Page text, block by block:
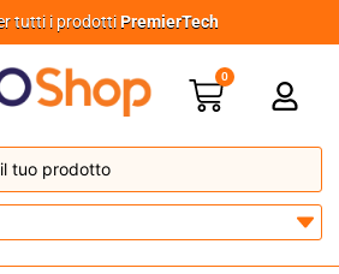
tutti i prodottiPremierTech
0